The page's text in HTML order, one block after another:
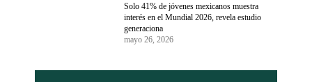
Solo 41% de jóvenes mexicanos muestra
interés en el Mundial 2026, revela estudio
generaciona
mayo 26, 2026